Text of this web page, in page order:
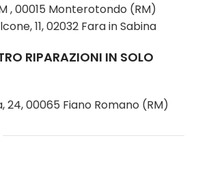
, 00015 Monterotondo (RM)
11, 02032 Fara in Sabina
RIPARAZIONI IN SOLO
24, 00065 Fiano Romano (RM)